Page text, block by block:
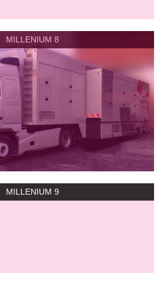
MILLENIUM 8
MILLENIUM 9